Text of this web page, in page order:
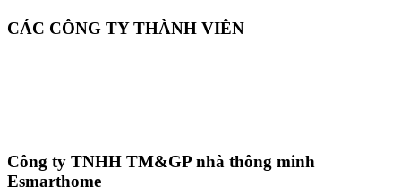
CÁC CÔNG TY THÀNH VIÊN
Công ty TNHH TM&GP nhà thông minh
Esmarthome